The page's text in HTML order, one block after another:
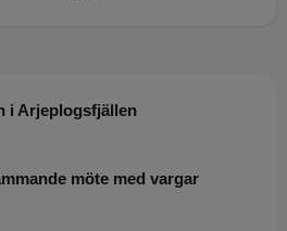
i Arjeplogsfjällen
möte med vargar